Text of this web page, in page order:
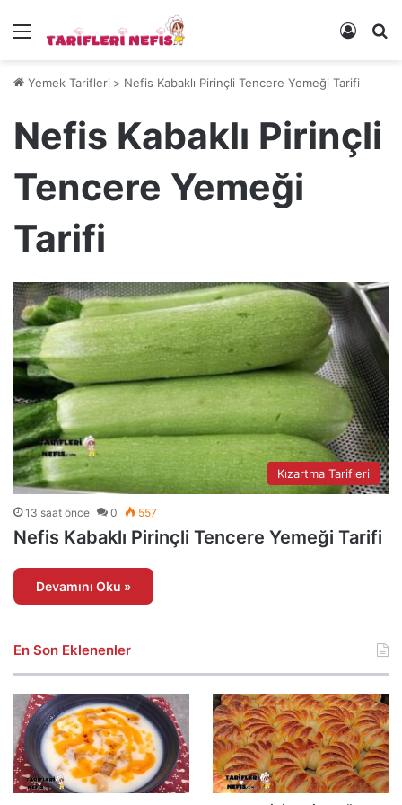
Menü Kayıt
Yemek Tarifleri > Nefis Kabaklı Pirinçli Tencere Yemeği Tarifi
Nefis Kabaklı Pirinçli
Tencere Yemeği
Tarifi
Kızartma Tarifleri
13 saat önce 0 557
Nefis Kabaklı Pirinçli Tencere Yemeği Tarifi
Devamını Oku »
En Son Eklenenler